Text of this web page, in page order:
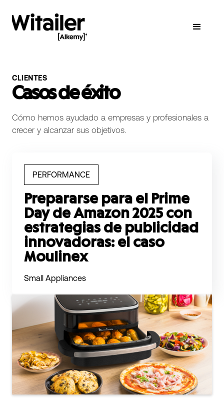
CLIENTES
Casos de éxito
Cómo hemos ayudado a empresas y profesionales a
crecer y alcanzar sus objetivos.
PERFORMANCE
Prepararse para el Prime
Day de Amazon 2025 con
estrategias de publicidad
innovadoras: el caso
Moulinex
Small Appliances